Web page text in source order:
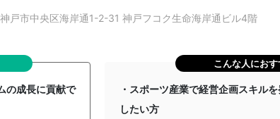
神戸市中央区海岸通1-2-31 神戸フコク生命海岸通ビル4階
の成長に貢献で
こんな人にお
・スポーツ産業で経営企画スキル
したい方